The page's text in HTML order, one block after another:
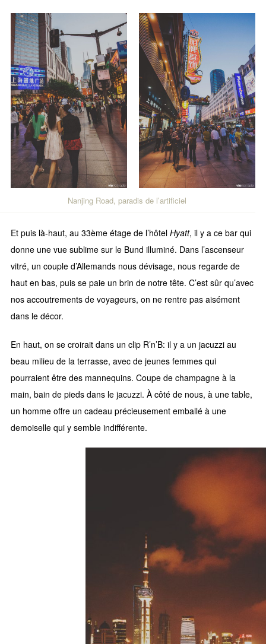
Nanjing Road, paradis de l’artificiel
Et puis là-haut, au 33ème étage de l’hôtel Hyatt, il y a ce bar qui
donne une vue sublime sur le Bund illuminé. Dans l’ascenseur
vitré, un couple d’Allemands nous dévisage, nous regarde de
haut en bas, puis se paie un brin de notre tête. C’est sûr qu’avec
nos accoutrements de voyageurs, on ne rentre pas aisément
dans le décor.
En haut, on se croirait dans un clip R’n’B: il y a un jacuzzi au
beau milieu de la terrasse, avec de jeunes femmes qui
pourraient être des mannequins. Coupe de champagne à la
main, bain de pieds dans le jacuzzi. À côté de nous, à une table,
un homme offre un cadeau précieusement emballé à une
demoiselle qui y semble indifférente.